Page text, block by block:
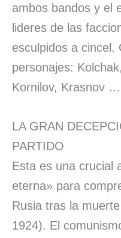
ambos bandos y el
lideres de las
esculpidos a cincel.
personajes:
Kornilov, Krasnov
LA GRAN
PARTIDO
Esta es una crucial
eterna» para
Rusia tras la
1924). El